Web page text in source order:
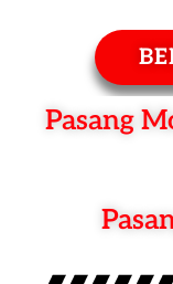
Pasang